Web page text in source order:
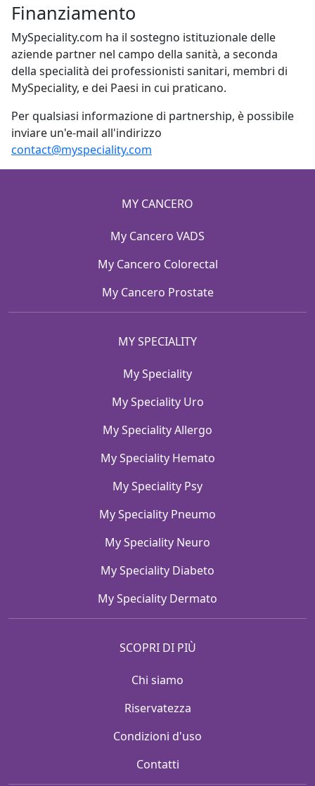
Finanziamento
MySpeciality.com ha il sostegno istituzionale delle
aziende partner nel campo della sanità, a seconda
della specialità dei professionisti sanitari, membri di
MySpeciality, e dei Paesi in cui praticano.
Per qualsiasi informazione di partnership, è possibile
inviare un'e-mail all'indirizzo
contact@myspeciality.com
MY CANCERO
My Cancero VADS
My Cancero Colorectal
My Cancero Prostate
MY SPECIALITY
My Speciality
My Speciality Uro
My Speciality Allergo
My Speciality Hemato
My Speciality Psy
My Speciality Pneumo
My Speciality Neuro
My Speciality Diabeto
My Speciality Dermato
SCOPRI DI PIÙ
Chi siamo
Riservatezza
Condizioni d'uso
Contatti